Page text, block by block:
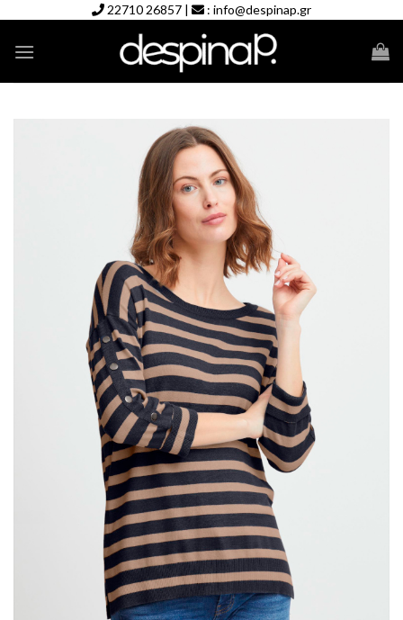
content
22710 26857 | : info@despinap.gr